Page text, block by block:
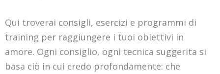
Qui troverai consigli, esercizi e programmi di
training per raggiungere i tuoi obiettivi in
amore. Ogni consiglio, ogni tecnica suggerita si
basa ciò in cui credo profondamente: che